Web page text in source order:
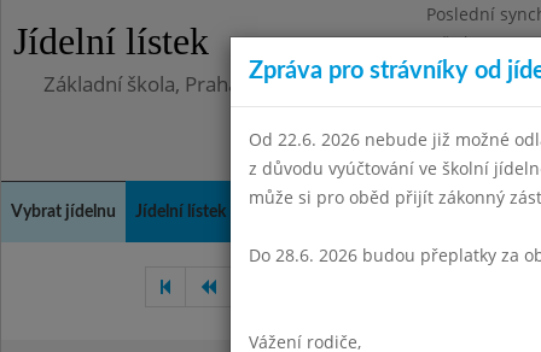
Jídelní lístek
Poslední
Středa
Základní škola, Praha 4, Na Líše 16
Vybrat jídelnu Jídelní lístek Kontakty a informace
Zpráva pro strávníky od
Od 22.6. 2026 nebude již možné
z důvodu vyúčtování ve školní
může si pro oběd přijít zákonný
Do 28.6. 2026 budou přeplatky za
Vážení rodiče,